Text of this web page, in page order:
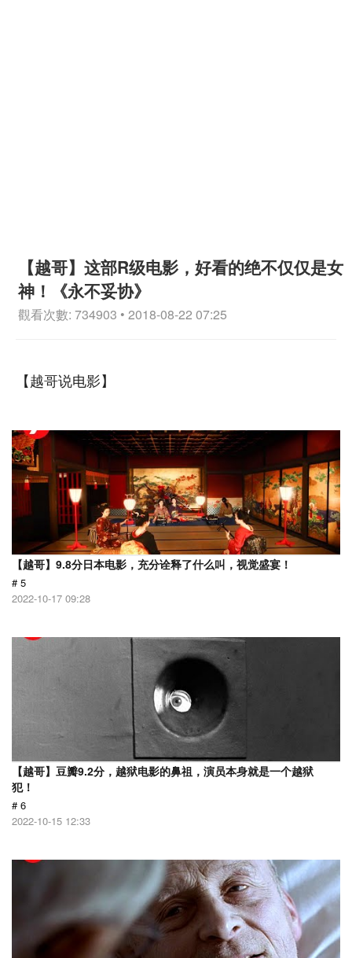
【越哥】这部R级电影，好看的绝不仅仅是女
神！《永不妥协》
觀看次數: 734903 • 2018-08-22 07:25
【越哥说电影】
【越哥】9.8分日本电影，充分诠释了什么叫，视觉盛宴！
# 5
2022-10-17 09:28
【越哥】豆瓣9.2分，越狱电影的鼻祖，演员本身就是一个越狱
犯！
# 6
2022-10-15 12:33